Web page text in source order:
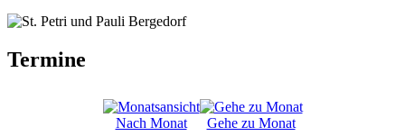
Termine
Nach Monat Gehe zu Monat